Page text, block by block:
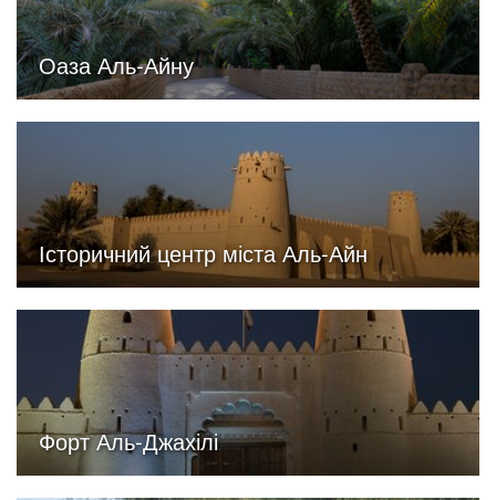
Оаза Аль-Айну
Історичний центр міста Аль-Айн
Форт Аль-Джахілі